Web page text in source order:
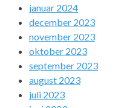
januar 2024
december 2023
november 2023
oktober 2023
september 2023
august 2023
juli 2023